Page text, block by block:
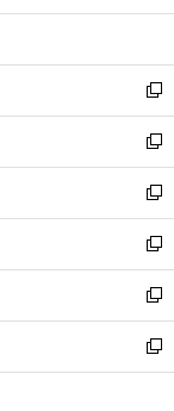
開
ウ
開
く
ン
ウ
で
開
く
ウ
ン
ド
ウ
で
開
く
新
し
い
ウ
ィ
ン
ド
ウ
で
開
く
新
し
い
ウ
ィ
ン
ド
ウ
で
開
新
し
い
ウ
ィ
ン
ド
ウ
新
し
い
ウ
ィ
ン
新
し
い
ウ
新
し